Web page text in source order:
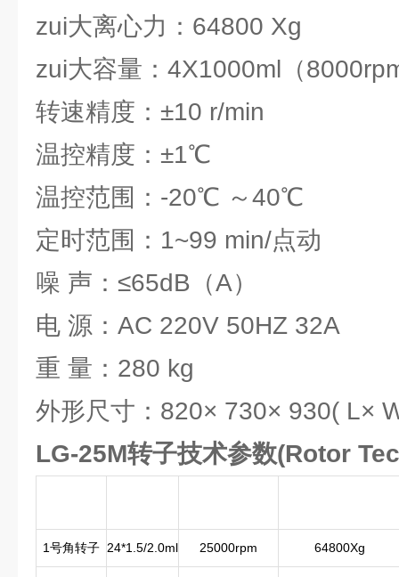
zui大离心力：64800 Xg
zui大容量：4X1000ml（
转速精度：±10 r/min
温控精度：±1℃
温控范围：-20℃ ～40℃
定时范围：1~99 min/点动
噪 声：≤65dB（A）
电 源：AC 220V 50HZ 32A
重 量：280 kg
外形尺寸：820× 730× 930( L×
LG-25M转子技术参数(Rotor
1号角转子 24*1.5/2.0ml 25000rpm 64800Xg